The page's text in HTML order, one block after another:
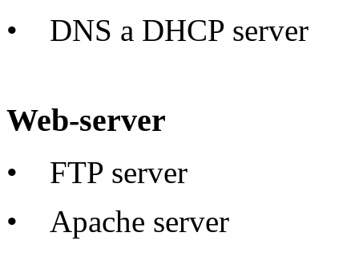
•
DNS a DHCP server
Web-server
•
FTP server
•
Apache server